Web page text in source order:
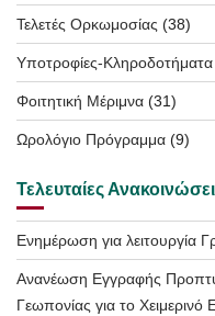
Τελετές Ορκωμοσίας (38)
Υποτροφίες-Κληροδοτήματα
Φοιτητική Μέριμνα (31)
Ωρολόγιο Πρόγραμμα (9)
Τελευταίες
Ενημέρωση για λειτουργία
Ανανέωση Εγγραφής
Γεωπονίας για το